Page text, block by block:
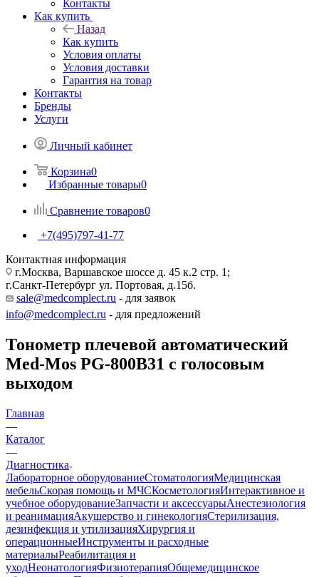
Контакты
Как купить
Назад
Как купить
Условия оплаты
Условия доставки
Гарантия на товар
Контакты
Бренды
Услуги
Личный кабинет
Корзина0
Избранные товары0
Сравнение товаров0
+7(495)797-41-77
Контактная информация
г.Москва, Варшавское шоссе д. 45 к.2 стр. 1;
г.Санкт-Петербург ул. Портовая, д.15б.
sale@medcomplect.ru - для заявок
info@medcomplect.ru - для предложений
Тонометр плечевой автоматический
Med-Mos PG-800B31 с голосовым
выходом
Главная
—
Каталог
—
Диагностика
Лабораторное оборудованиеСтоматологияМедицинская
мебельСкорая помощь и МЧСКосметологияИнтерактивное и
учебное оборудованиеЗапчасти и аксессуарыАнестезиология
и реанимацияАкушерство и гинекологияСтерилизация,
дезинфекция и утилизацияХирургия и
операционныеИнструменты и расходные
материалыРеабилитация и
уходНеонатологияФизиотерапияОбщемедицинское